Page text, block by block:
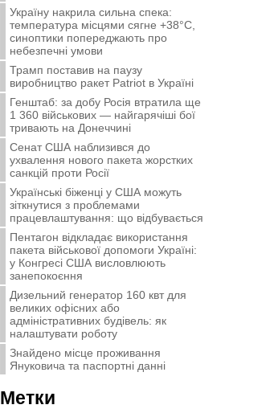
Україну накрила сильна спека:
температура місцями сягне +38°C,
синоптики попереджають про
небезпечні умови
Трамп поставив на паузу
виробництво ракет Patriot в Україні
Генштаб: за добу Росія втратила ще
1 360 військових — найгарячіші бої
тривають на Донеччині
Сенат США наблизився до
ухвалення нового пакета жорстких
санкцій проти Росії
Українські біженці у США можуть
зіткнутися з проблемами
працевлаштування: що відбувається
Пентагон відкладає використання
пакета військової допомоги Україні:
у Конгресі США висловлюють
занепокоєння
Дизельний генератор 160 квт для
великих офісних або
адміністративних будівель: як
налаштувати роботу
Знайдено місце проживання
Януковича та паспортні данні
Метки